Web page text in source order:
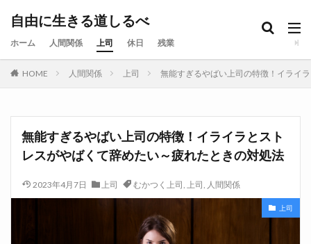
自由に生きる道しるべ
ホーム 人間関係 上司 休日 残業
HOME 人間関係 上司 無能すぎるやばい上司の特徴！イライ
無能すぎるやばい上司の特徴！イライラとスト
レスがやばくて辞めたい～疲れたときの対処法
2023年4月7日 上司 むかつく上司, 上司, 人間関係
上司